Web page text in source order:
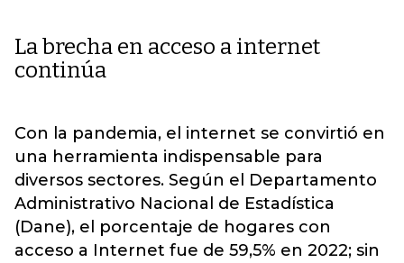
La brecha en acceso a internet
continúa
Con la pandemia, el internet se convirtió en
una herramienta indispensable para
diversos sectores. Según el Departamento
Administrativo Nacional de Estadística
(Dane), el porcentaje de hogares con
acceso a Internet fue de 59,5% en 2022; sin